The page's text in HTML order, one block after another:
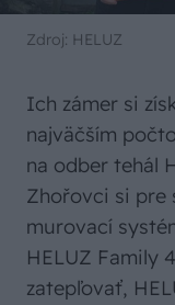
Zdroj: HELUZ
Ich zámer si
najväčším
na odber tehál
Zhořovci si pre
murovací
HELUZ Family
zatepľovať,